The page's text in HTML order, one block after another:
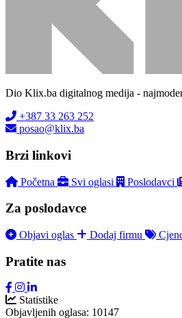
Dio Klix.ba digitalnog medija -
+387 33 263 252
posao@klix.ba
Brzi linkovi
Početna Svi oglasi Poslodavci
Za poslodavce
Objavi oglas Dodaj firmu
Pratite nas
Statistike
Objavljenih oglasa: 10147